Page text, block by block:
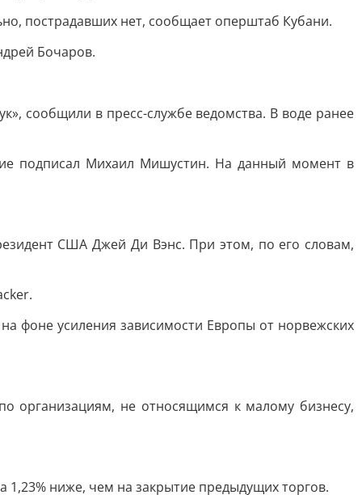
пострадавших нет, сообщает оперштаб Кубани.
Бочаров.
сообщили в пресс-службе ведомства. В воде ранее
подписал Михаил Мишустин. На данный момент в
США Джей Ди Вэнс. При этом, по его словам,
фоне усиления зависимости Европы от норвежских
организациям, не относящимся к малому бизнесу,
1,23% ниже, чем на закрытие предыдущих торгов.